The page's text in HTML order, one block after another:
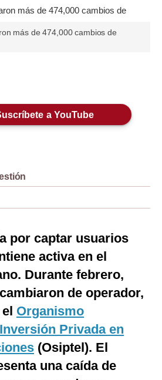
más de 474,000 cambios de
a YouTube
por captar usuarios
activa en el
Durante febrero,
de operador,
Organismo
Privada en
(Osiptel). El
una caída de